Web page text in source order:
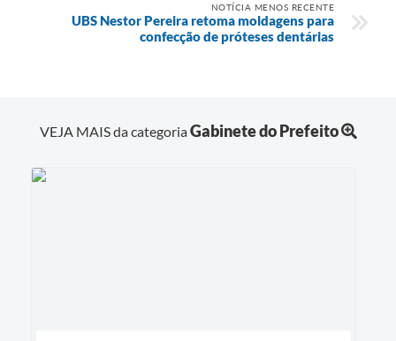
NOTÍCIA MENOS RECENTE
UBS Nestor Pereira retoma moldagens para
confecção de próteses dentárias
VEJA MAIS da categoriaGabinete do Prefeito